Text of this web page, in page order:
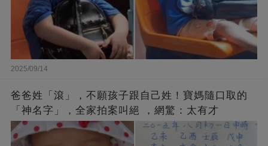
2025/09/14
爸爸姓「滾」，不願孩子跟自己姓！寶媽隨口取的
「神名字」，全家拍案叫絕 ，網驚：太有才